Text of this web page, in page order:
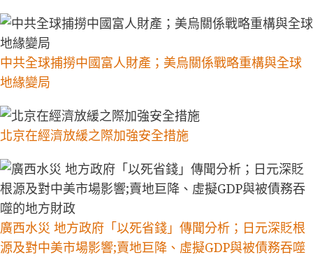
中共全球捕撈中國富人財產；美烏關係戰略重構與全球
地緣變局
北京在經濟放緩之際加強安全措施
廣西水災 地方政府「以死省錢」傳聞分析；日元深貶根
源及對中美市場影響;賣地巨降、虛擬GDP與被債務吞噬